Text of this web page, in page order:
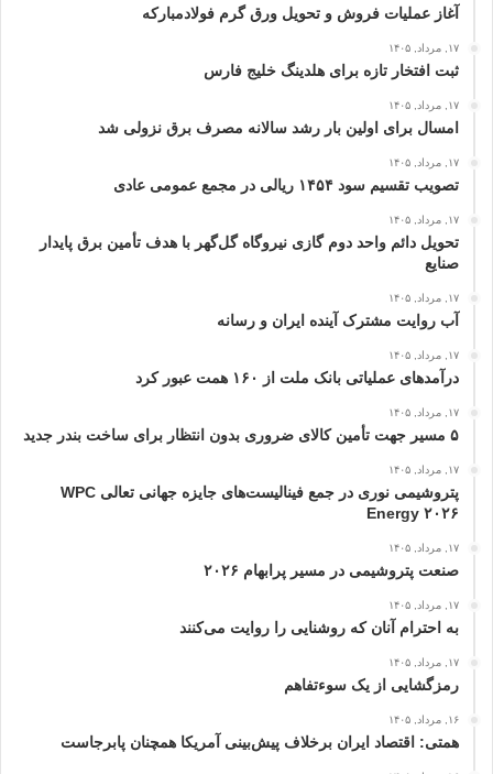
آغاز عملیات فروش و تحویل ورق گرم فولادمبارکه
۱۷, مرداد, ۱۴۰۵
ثبت افتخار تازه برای هلدینگ خلیج‌ فارس
۱۷, مرداد, ۱۴۰۵
امسال برای اولین بار رشد سالانه مصرف برق نزولی شد
۱۷, مرداد, ۱۴۰۵
تصویب تقسیم سود ۱۴۵۴ ریالی در مجمع عمومی عادی
۱۷, مرداد, ۱۴۰۵
تحویل دائم واحد دوم گازی نیروگاه گل‌گهر با هدف تأمین برق پایدار
صنایع
۱۷, مرداد, ۱۴۰۵
آب روایت مشترک آینده ایران و رسانه
۱۷, مرداد, ۱۴۰۵
درآمدهای عملیاتی بانک ملت از ۱۶۰ همت عبور كرد
۱۷, مرداد, ۱۴۰۵
۵ مسیر جهت تأمین کالای ضروری بدون انتظار برای ساخت بندر جدید
۱۷, مرداد, ۱۴۰۵
پتروشیمی نوری در جمع فینالیست‌های جایزه جهانی تعالی WPC
Energy ۲۰۲۶
۱۷, مرداد, ۱۴۰۵
صنعت پتروشیمی در مسیر پرابهام ۲۰۲۶
۱۷, مرداد, ۱۴۰۵
به احترام آنان که روشنایی را روایت می‌کنند
۱۷, مرداد, ۱۴۰۵
رمزگشایی از یک سوءتفاهم
۱۶, مرداد, ۱۴۰۵
همتی: اقتصاد ایران برخلاف پیش‌بینی آمریکا همچنان پابرجاست